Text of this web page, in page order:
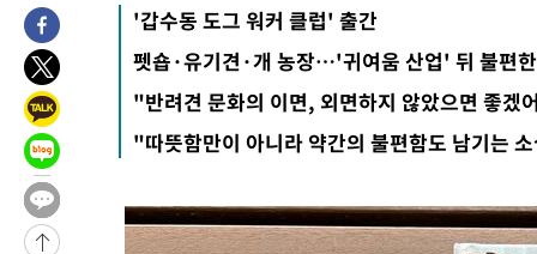
-17734초 전 >
콜롬비아 신임 우파 대통령 취임 하루만에 차량폭탄 폭발 사건
-11328초 전 >
튀르키예 외무장관, "메카 3국 방위협정은 이란이 목표 아냐 "
-8536초 전 >
-5654초 전 >
[속보]美중부 사령관, 이스라엘 긴급방문 다중화된 전선 상황 논
-3718초 전 >
美 국방부, 켄달 전 공군장관 보안허가 취소…“에어포스원 기밀
언론 누출”
-3687초 전 >
-3662초 전 >
“美 이란전 무기 소진…북한과 분쟁시 주한 미군 취약해질 수 있
'갑수동 도그 워커 클럽' 출간
펫숍·유기견·개 농장…'귀여움 산업' 뒤 불편
"반려견 문화의 이면, 외면하지 않았으면 좋겠
"따뜻함만이 아니라 약간의 불편함도 남기는